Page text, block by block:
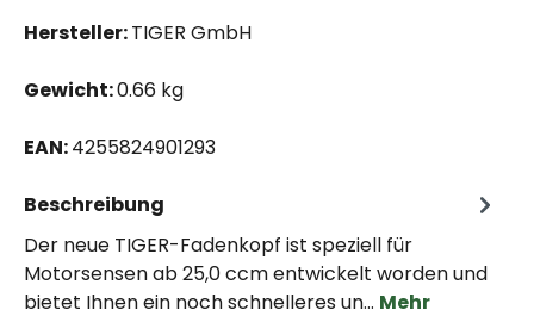
Hersteller:TIGER GmbH
Gewicht:0.66 kg
EAN:4255824901293
Beschreibung
Der neue TIGER-Fadenkopf ist speziell für
Motorsensen ab 25,0 ccm entwickelt worden und
bietet Ihnen ein noch schnelleres un… Mehr